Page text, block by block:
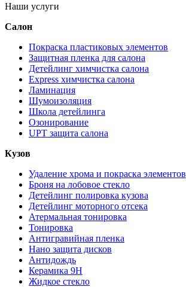
Наши услуги
Салон
Покраска пластиковых элементов
Защитная пленка для салона
Детейлинг химчистка салона
Express химчистка салона
Ламинация
Шумоизоляция
Школа детейлинга
Озонирование
UPT защита салона
Кузов
Удаление хрома и покраска элементов
Броня на лобовое стекло
Детейлинг полировка кузова
Детейлинг моторного отсека
Атермальная тонировка
Тонировка
Антигравийная пленка
Нано защита дисков
Антидождь
Керамика 9H
Жидкое стекло